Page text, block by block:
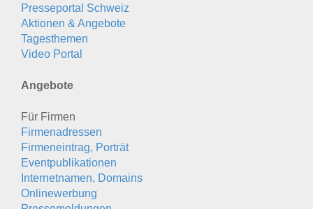
Presseportal Schweiz
Aktionen & Angebote
Tagesthemen
Video Portal
Angebote
Für Firmen
Firmenadressen
Firmeneintrag, Porträt
Eventpublikationen
Internetnamen, Domains
Onlinewerbung